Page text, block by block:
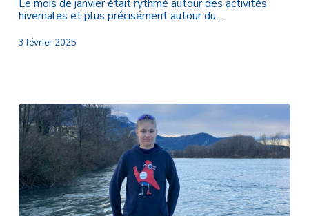
neige
et
médailles
Le mois de janvier était rythmé autour des activités
hivernales et plus précisément autour du…
3 février 2025